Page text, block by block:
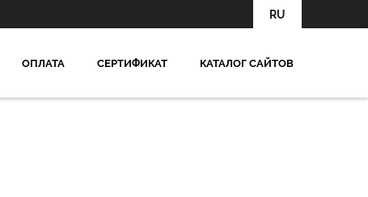
RU
OПЛАТА СЕРТИФИКАТ КАТАЛОГ САЙТОВ